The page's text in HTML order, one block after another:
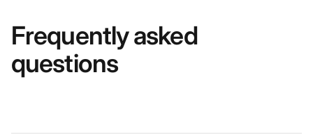
Frequently asked
questions